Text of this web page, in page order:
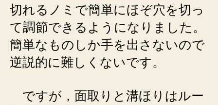
切れるノミで簡単にほぞ穴を切っ
て調節できるようになりました。
簡単なものしか手を出さないので
逆説的に難しくないです。
ですが，面取りと溝ほりはルー